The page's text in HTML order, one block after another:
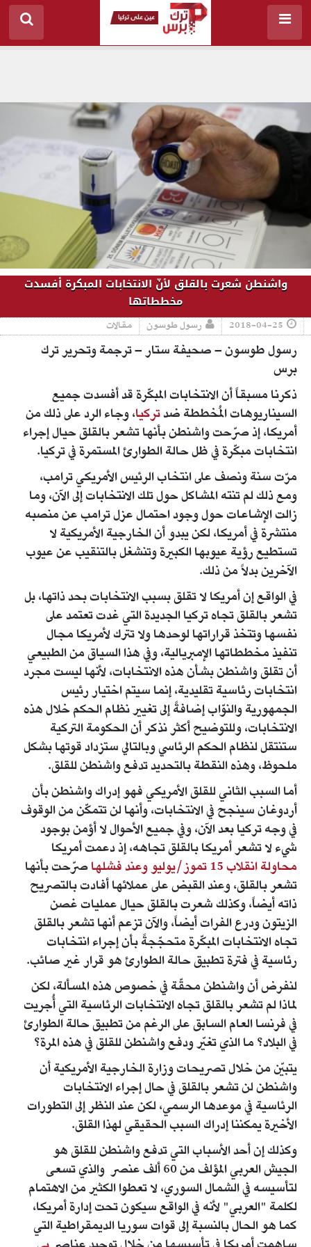
واشنطن شعرت بالقلق لأنّ الانتخابات المبكرة أفسدت
مخططاتها
2018-04-25 رسول طوسون مقالات
رسول طوسون – صحيفة ستار – ترجمة وتحرير ترك
برس
ذكرنا مسبقاً أن الانتخابات المبكّرة قد أفسدت جميع
السيناريوهات المُخططة ضدتركيا، وجاء الرد على ذلك من
أمريكا، إذ صرّحت واشنطن بأنها تشعر بالقلق حيال إجراء
انتخابات مبكّرة في ظل حالة الطوارئ المستمرة في تركيا.
مرّت سنة ونصف على انتخاب الرئيس الأمريكي ترامب،
ومع ذلك لم تنته المشاكل حول تلك الانتخابات إلى الآن، وما
زالت الإشاعات حول وجود احتمال عزل ترامب عن منصبه
منتشرة في أمريكا، لكن يبدو أن الخارجية الأمريكية لا
تستطيع رؤية عيوبها الكبيرة وتنشغل بالتنقيب عن عيوب
الآخرين بدلاً من ذلك.
في الواقع إن أمريكا لا تقلق بسبب الانتخابات بحد ذاتها، بل
تشعر بالقلق تجاه تركيا الجديدة التي غدت تعتمد على
نفسها وتتخذ قراراتها لوحدها ولا تترك لأمريكا مجال
تنفيذ مخططاتها الإمبريالية، وفي هذا السياق من الطبيعي
أن تقلق واشنطن بشأن هذه الانتخابات، لأنها ليست مجرد
انتخابات رئاسية تقليدية، إنما سيتم اختيار رئيس
الجمهورية والنوّاب إضافةً إلى تغيير نظام الحكم خلال هذه
الانتخابات، وللتوضيح أكثر نذكر أن الحكومة التركية
ستنتقل لنظام الحكم الرئاسي وبالتالي ستزداد قوتها بشكل
ملحوظ، وهذه النقطة بالتحديد تدفع واشنطن للقلق.
أما السبب الثاني للقلق الأمريكي فهو إدراك واشنطن بأن
أردوغان سينجح في الانتخابات، وأنها لن تتمكّن من الوقوف
في وجه تركيا بعد الآن، وفي جميع الأحوال لا أؤمن بوجود
شيء لا تشعر أمريكا بالقلق تجاهه، إذ دعمت أمريكا
محاولة انقلاب 15 تموز/يوليو وعند فشلها
صرّحت بأنها
تشعر بالقلق، وعند القبض على عملائها أفادت بالتصريح
ذاته أيضاً، وكذلك شعرت بالقلق حيال عمليات غصن
الزيتون ودرع الفرات أيضاً، والآن تزعم أنها تشعر بالقلق
تجاه الانتخابات المبكّرة متحجّجةً بأن إجراء انتخابات
رئاسية في فترة تطبيق حالة الطوارئ هو قرار غير صائب.
لنفرض أن واشنطن محقّة في خصوص هذه المسألة، لكن
لماذا لم تشعر بالقلق تجاه الانتخابات الرئاسية التي أُجريت
في فرنسا العام السابق على الرغم من تطبيق حالة الطوارئ
في البلاد؟ ما الذي تغيّر ودفع واشنطن للقلق في هذه المرة؟
يتبيّن من خلال تصريحات وزارة الخارجية الأمريكية أن
واشنطن لن تشعر بالقلق في حال إجراء الانتخابات
الرئاسية في موعدها الرسمي، لكن عند النظر إلى التطورات
الأخيرة يمكننا إدراك السبب الحقيقي لهذا القلق.
وكذلك إن أحد الأسباب التي تدفع واشنطن للقلق هو
الجيش العربي المؤلف من 60 ألف عنصر والذي تسعى
لتأسيسه في الشمال السوري، لا تعطوا الكثير من الاهتمام
لكلمة "العربي" لأنه في الواقع سيكون تحت إدارة أمريكا،
كما هو الحال بالنسبة إلى قوات سوريا الديمقراطية التي